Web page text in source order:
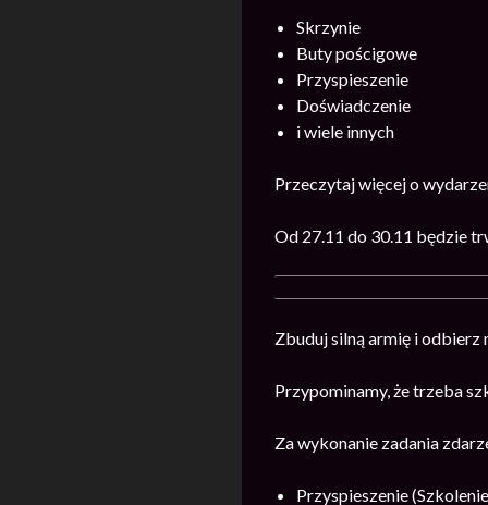
Skrzynie
Buty pościgowe
Przyspieszenie
Doświadczenie
i wiele innych
Przeczytaj więcej o
Od 27.11 do 30.11 będzie
Zbuduj silną armię i odbierz
Przypominamy, że trzeba
Za wykonanie zadania
Przyspieszenie